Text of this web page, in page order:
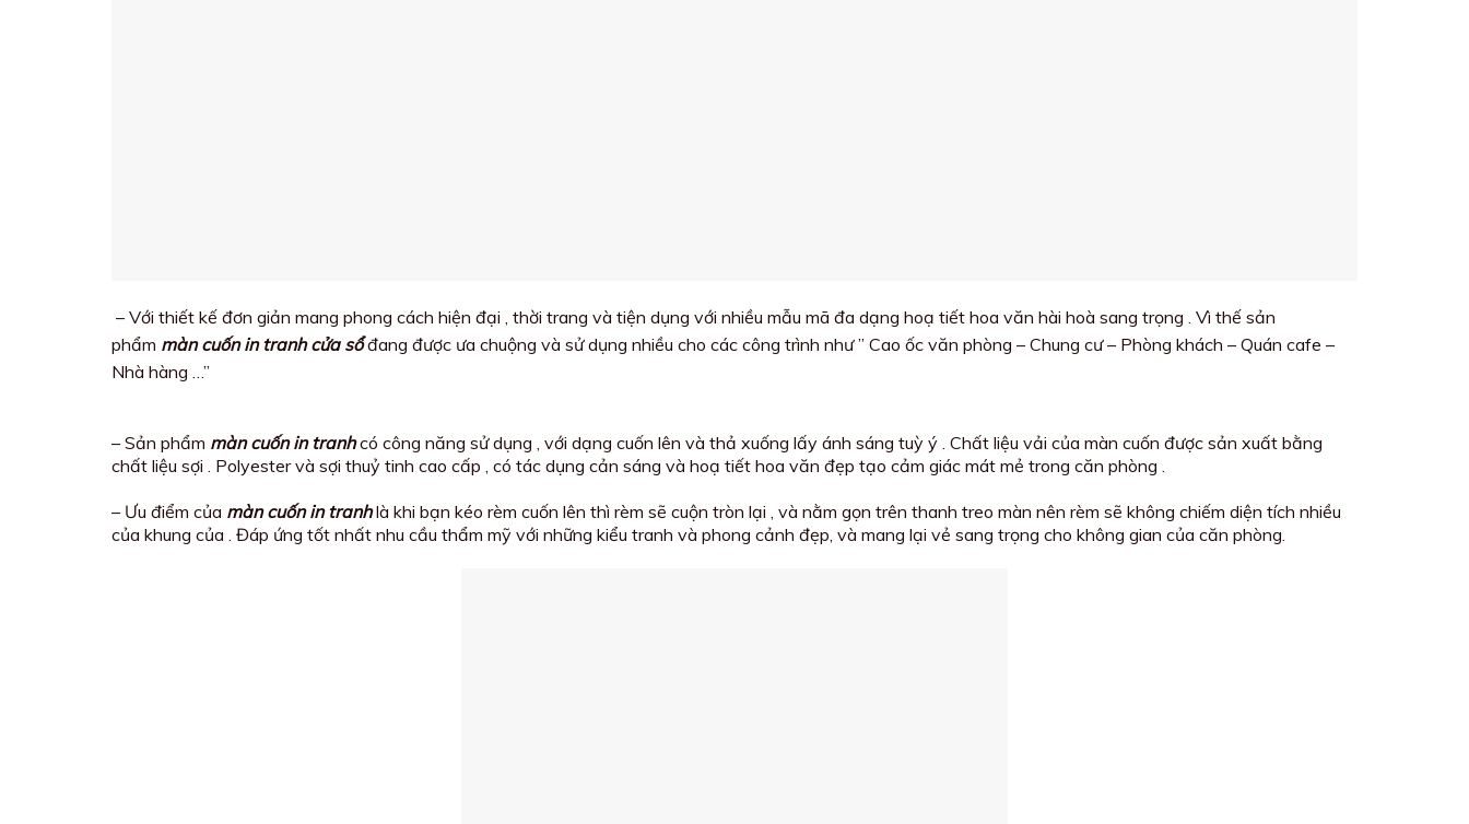
– Với thiết kế đơn giản mang phong cách hiện đại , thời trang và tiện dụng với nhiều mẫu mã đa dạng hoạ tiết hoa văn hài hoà sang trọng . Vì thế sản
phẩm màn cuốn in tranh cửa sổđang được ưa chuộng và sử dụng nhiều cho các công trình như ” Cao ốc văn phòng – Chung cư – Phòng khách – Quán cafe –
Nhà hàng …”
– Sản phẩm màn cuốn in tranhcó công năng sử dụng , với dạng cuốn lên và thả xuống lấy ánh sáng tuỳ ý . Chất liệu vải của màn cuốn được sản xuất bằng
chất liệu sợi . Polyester và sợi thuỷ tinh cao cấp , có tác dụng cản sáng và hoạ tiết hoa văn đẹp tạo cảm giác mát mẻ trong căn phòng .
– Ưu điểm của màn cuốn in tranhlà khi bạn kéo rèm cuốn lên thì rèm sẽ cuộn tròn lại , và nằm gọn trên thanh treo màn nên rèm sẽ không chiếm diện tích nhiều
của khung của . Đáp ứng tốt nhất nhu cầu thẩm mỹ với những kiểu tranh và phong cảnh đẹp, và mang lại vẻ sang trọng cho không gian của căn phòng.